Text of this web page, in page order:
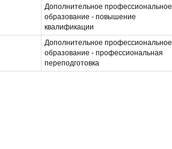
Дополнительное профессиональное
образование - повышение
квалификации
Дополнительное профессиональное
образование - профессиональная
переподготовка